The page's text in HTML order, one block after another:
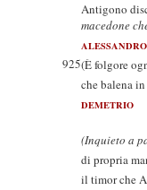
Antigono
macedone
ALESSANDRO
925(È folgore
che balena
DEMETRIO
(A
(Inquieto a
di propria
il timor che